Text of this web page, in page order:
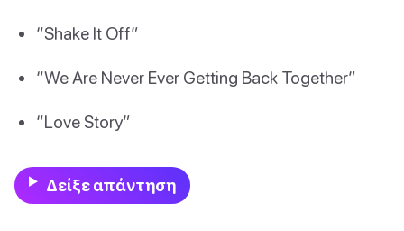
“Shake It Off”
“We Are Never Ever Getting Back Together”
“Love Story”
Δείξε απάντηση